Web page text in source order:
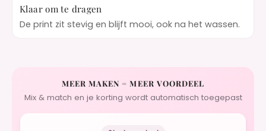
Klaar om te dragen
De print zit stevig en blijft mooi, ook na het wassen.
MEER MAKEN = MEER VOORDEEL
Mix & match en je korting wordt automatisch toegepast